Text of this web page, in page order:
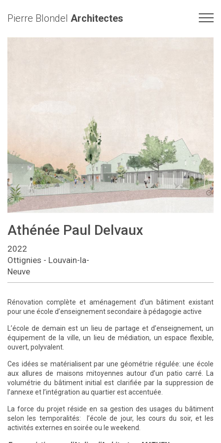
Pierre Blondel Architectes
Athénée Paul Delvaux
2022
Ottignies - Louvain-la-
Neuve
Rénovation complète et aménagement d’un bâtiment existant
pour une école d’enseignement secondaire à pédagogie active
L’école de demain est un lieu de partage et d’enseignement, un
équipement de la ville, un lieu de médiation, un espace flexible,
ouvert, polyvalent.
Ces idées se matérialisent par une géométrie régulée: une école
aux allures de maisons mitoyennes autour d’un patio carré. La
volumétrie du bâtiment initial est clarifiée par la suppression de
l’annexe et l’intégration au quartier est accentuée.
La force du projet réside en sa gestion des usages du bâtiment
selon les temporalités: l’école de jour, les cours du soir, et les
activités externes en soirée ou le weekend.